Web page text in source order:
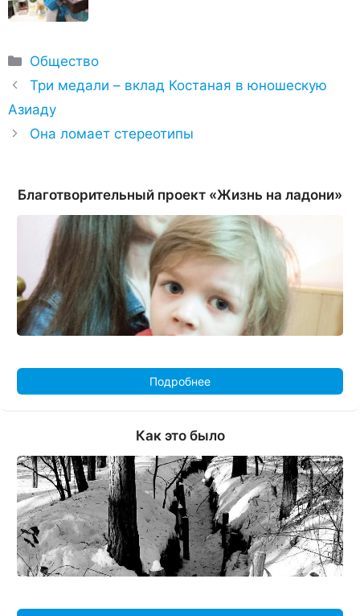
Рубрики
Общество
Три медали – вклад Костаная в юношескую
Азиаду
Она ломает стереотипы
Благотворительный проект «Жизнь на ладони»
Подробнее
Как это было